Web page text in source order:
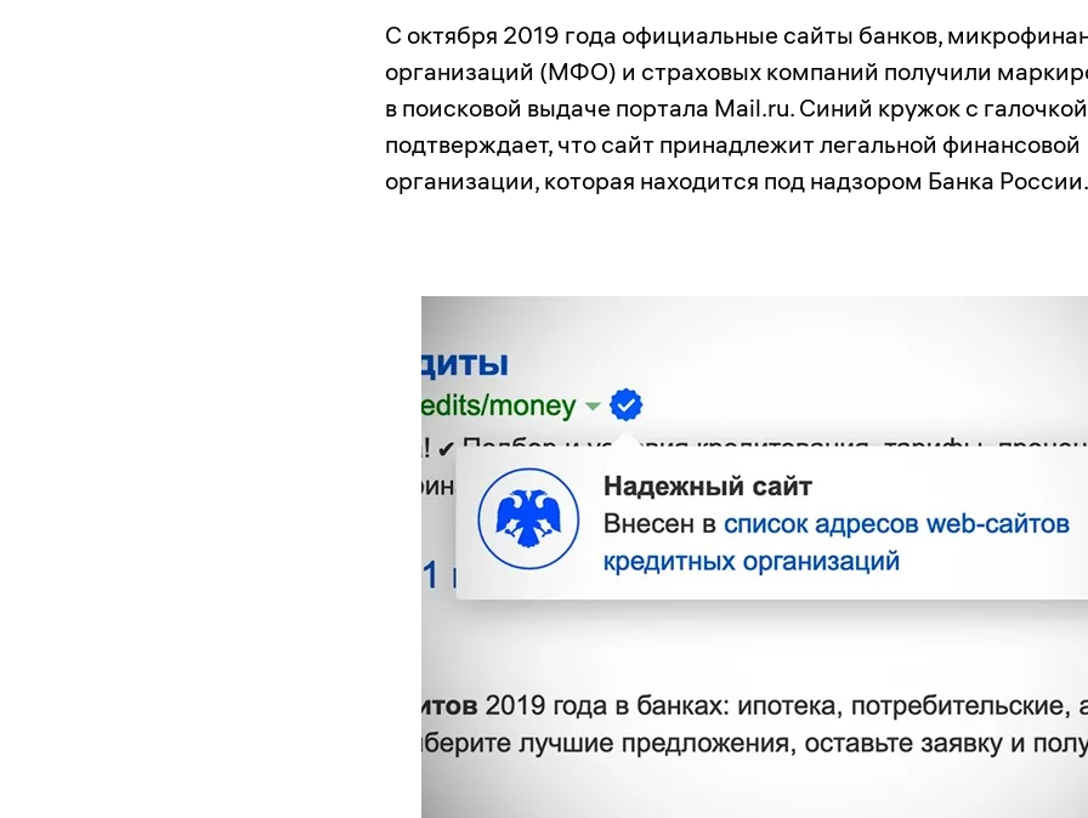
С октября 2019 года официальные сайты банков,
организаций (МФО) и страховых компаний получили
в поисковой выдаче портала Mail.ru. Синий кружок с галочкой
подтверждает, что сайт принадлежит легальной финансовой
организации, которая находится под надзором Банка России.